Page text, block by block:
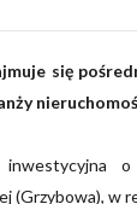
się
inwestycyjna
(Grzybowa), w